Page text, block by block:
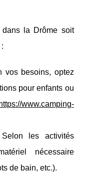
la Drôme soit
vos besoins, optez
pour enfants ou
https://www.camping-
les activités
nécessaire
de bain, etc.).